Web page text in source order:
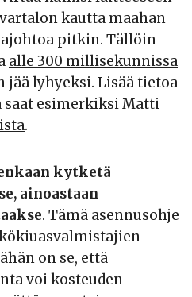
kautta maahan
pitkin. Tällöin
alle 300 millisekunnissa
jää lyhyeksi. Lisää tietoa
esimerkiksiMatti
.
kytketä
ainoastaan
. Tämä asennusohje
on se, että
voi kosteuden